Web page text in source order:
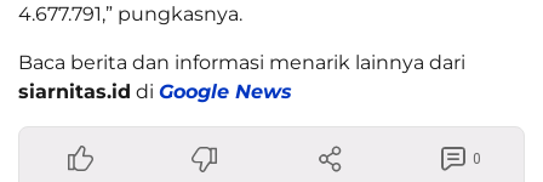
4.677.791,” pungkasnya.
Baca berita dan informasi menarik lainnya dari
siarnitas.id di Google News
0